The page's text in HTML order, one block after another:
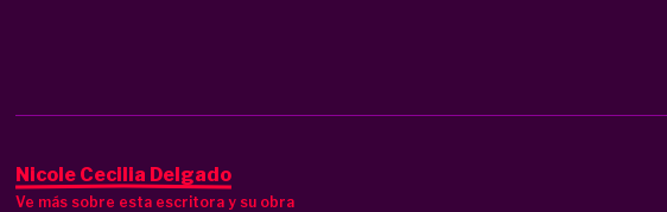
Nicole Cecilia Delgado
Ve más sobre esta escritora y su obra